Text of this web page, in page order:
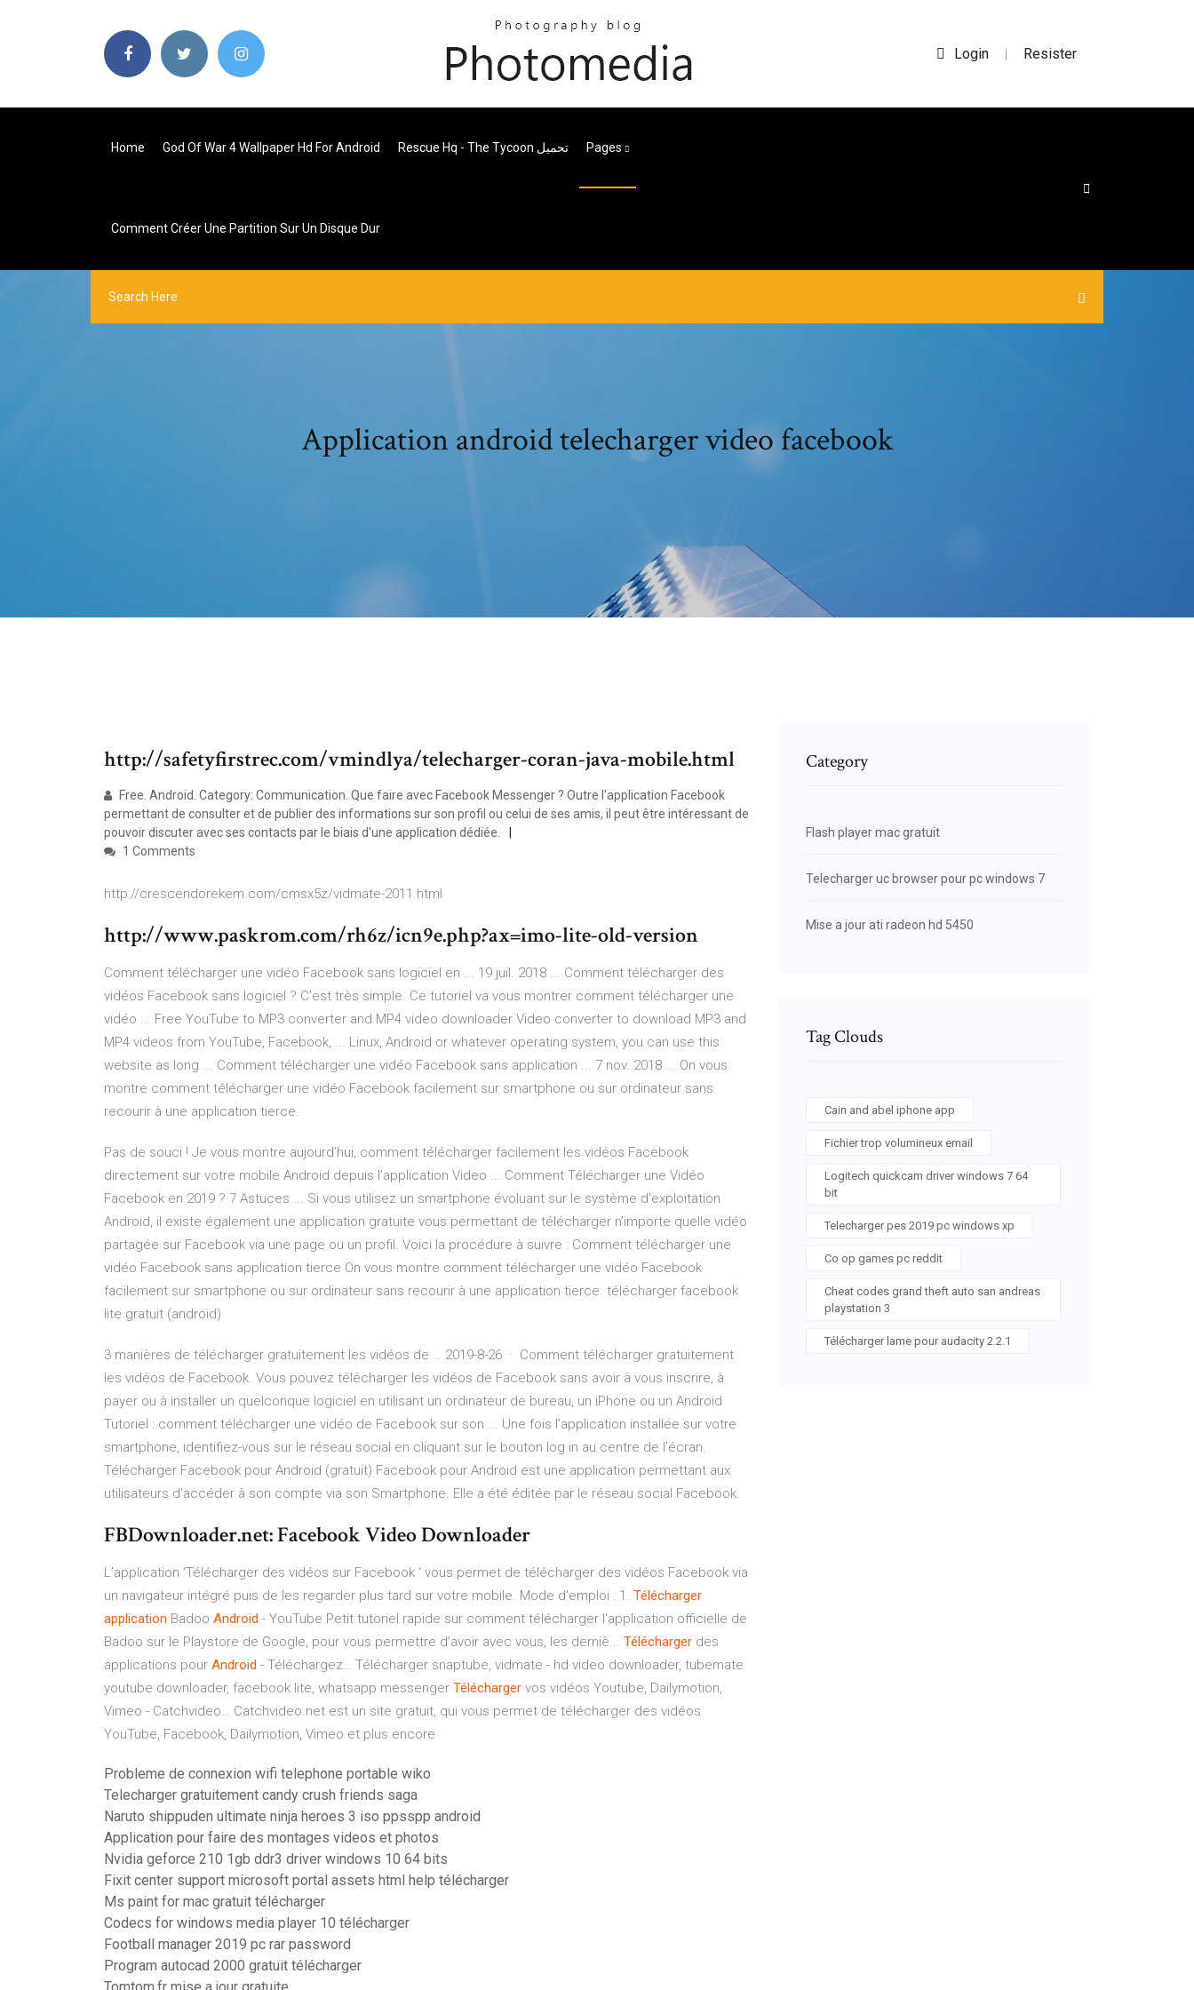
Login | Resister
Home God Of War 4 Wallpaper Hd For Android Rescue Hq - The Tycoon تحميل Pages
Comment Créer Une Partition Sur Un Disque Dur
Application android telecharger video facebook
http://safetyfirstrec.com/vmindlya/telecharger-coran-java-mobile.html
Free. Android. Category: Communication. Que faire avec Facebook Messenger ? Outre l'application Facebook
permettant de consulter et de publier des informations sur son profil ou celui de ses amis, il peut être intéressant de
pouvoir discuter avec ses contacts par le biais d'une application dédiée.
1 Comments
http://crescendorekem.com/cmsx5z/vidmate-2011.html
http://www.paskrom.com/rh6z/icn9e.php?ax=imo-lite-old-version
Comment télécharger une vidéo Facebook sans logiciel en ... 19 juil. 2018 ... Comment télécharger des
vidéos Facebook sans logiciel ? C'est très simple. Ce tutoriel va vous montrer comment télécharger une
vidéo ... Free YouTube to MP3 converter and MP4 video downloader Video converter to download MP3 and
MP4 videos from YouTube, Facebook, ... Linux, Android or whatever operating system, you can use this
website as long ... Comment télécharger une vidéo Facebook sans application ... 7 nov. 2018 ... On vous
montre comment télécharger une vidéo Facebook facilement sur smartphone ou sur ordinateur sans
recourir à une application tierce.
Pas de souci ! Je vous montre aujourd’hui, comment télécharger facilement les vidéos Facebook
directement sur votre mobile Android depuis l’application Video ... Comment Télécharger une Vidéo
Facebook en 2019 ? 7 Astuces ... Si vous utilisez un smartphone évoluant sur le système d’exploitation
Android, il existe également une application gratuite vous permettant de télécharger n’importe quelle vidéo
partagée sur Facebook via une page ou un profil. Voici la procédure à suivre : Comment télécharger une
vidéo Facebook sans application tierce On vous montre comment télécharger une vidéo Facebook
facilement sur smartphone ou sur ordinateur sans recourir à une application tierce. télécharger facebook
lite gratuit (android)
3 manières de télécharger gratuitement les vidéos de … 2019-8-26 · Comment télécharger gratuitement
les vidéos de Facebook. Vous pouvez télécharger les vidéos de Facebook sans avoir à vous inscrire, à
payer ou à installer un quelconque logiciel en utilisant un ordinateur de bureau, un iPhone ou un Android
Tutoriel : comment télécharger une vidéo de Facebook sur son ... Une fois l’application installée sur votre
smartphone, identifiez-vous sur le réseau social en cliquant sur le bouton log in au centre de l’écran.
Télécharger Facebook pour Android (gratuit) Facebook pour Android est une application permettant aux
utilisateurs d'accéder à son compte via son Smartphone. Elle a été éditée par le réseau social Facebook.
FBDownloader.net: Facebook Video Downloader
L’application ‘Télécharger des vidéos sur Facebook ‘ vous permet de télécharger des vidéos Facebook via
un navigateur intégré puis de les regarder plus tard sur votre mobile. Mode d'emploi : 1. Télécharger
application Badoo Android - YouTube Petit tutoriel rapide sur comment télécharger l'application officielle de
Badoo sur le Playstore de Google, pour vous permettre d'avoir avec vous, les derniè... Télécharger des
applications pour Android - Téléchargez… Télécharger snaptube, vidmate - hd video downloader, tubemate
youtube downloader, facebook lite, whatsapp messenger Télécharger vos vidéos Youtube, Dailymotion,
Vimeo - Catchvideo… Catchvideo.net est un site gratuit, qui vous permet de télécharger des vidéos
YouTube, Facebook, Dailymotion, Vimeo et plus encore
Probleme de connexion wifi telephone portable wiko
Telecharger gratuitement candy crush friends saga
Naruto shippuden ultimate ninja heroes 3 iso ppsspp android
Application pour faire des montages videos et photos
Nvidia geforce 210 1gb ddr3 driver windows 10 64 bits
Fixit center support microsoft portal assets html help télécharger
Ms paint for mac gratuit télécharger
Codecs for windows media player 10 télécharger
Football manager 2019 pc rar password
Program autocad 2000 gratuit télécharger
Category
Flash player mac gratuit
Telecharger uc browser pour pc windows 7
Mise a jour ati radeon hd 5450
Tag Clouds
Cain and abel iphone app
Fichier trop volumineux email
Logitech quickcam driver windows 7 64
bit
Telecharger pes 2019 pc windows xp
Co op games pc reddit
Cheat codes grand theft auto san andreas
playstation 3
Télécharger lame pour audacity 2.2.1